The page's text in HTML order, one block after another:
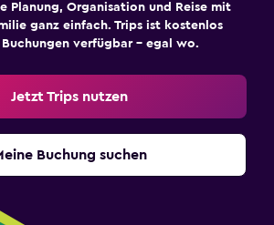
Planung, Organisation und Reise mit
ganz einfach. Trips ist kostenlos
verfügbar – egal wo.
Jetzt Trips nutzen
Buchung suchen